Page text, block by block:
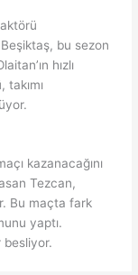
Beşiktaş, bu sezon
hızlı
kazanacağını
Tezcan,
Bu maçta fark
yaptı.
besliyor.